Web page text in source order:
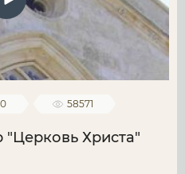
0 58571
"Церковь Христа"